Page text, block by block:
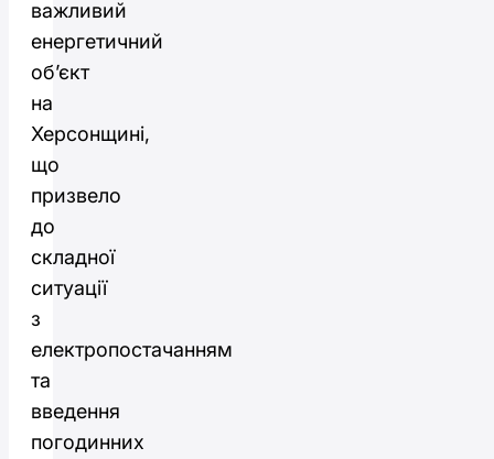
важливий
енергетичний
об’єкт
на
Херсонщині,
що
призвело
до
складної
ситуації
з
електропостачанням
та
введення
погодинних